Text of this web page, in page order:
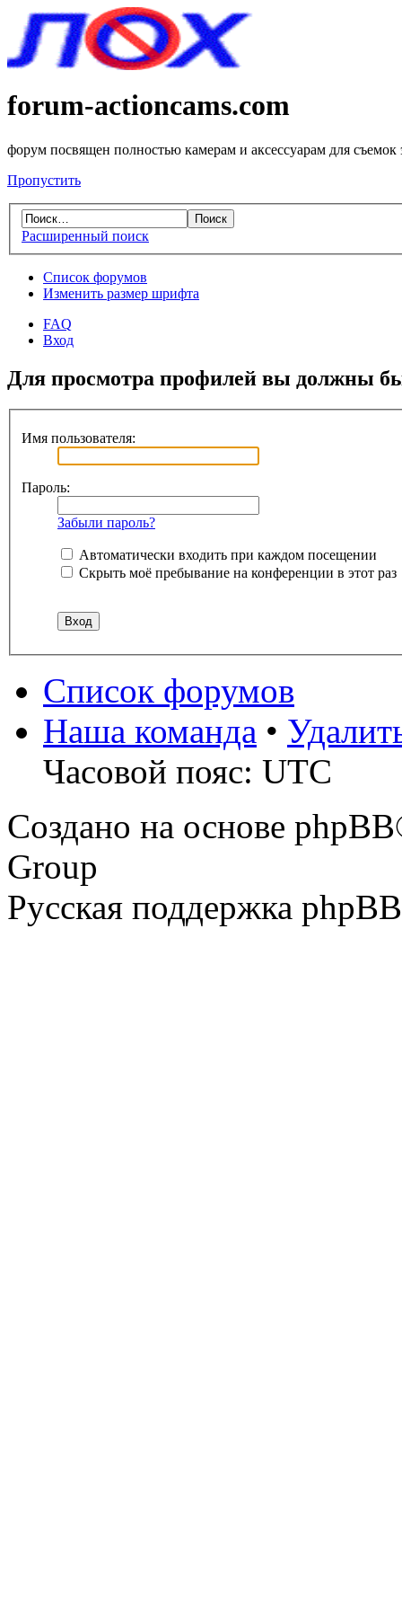
forum-actioncams.com
форум посвящен полностью камерам и аксессуарам для съемок
Пропустить
Расширенный поиск
Список форумов
Изменить размер шрифта
FAQ
Вход
Для просмотра профилей вы должны
Имя пользователя:
Пароль:
Забыли пароль?
Автоматически входить при каждом посещении
Скрыть моё пребывание на конференции в этот раз
Список форумов
Наша команда •
Часовой пояс: UTC
Создано на основе
Group
Русская поддержка phpBB